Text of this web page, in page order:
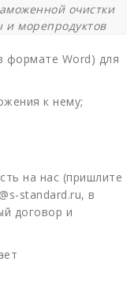
очистки
и морепродуктов
формате Word) для
к нему;
на нас (пришлите
standard.ru, в
договор и